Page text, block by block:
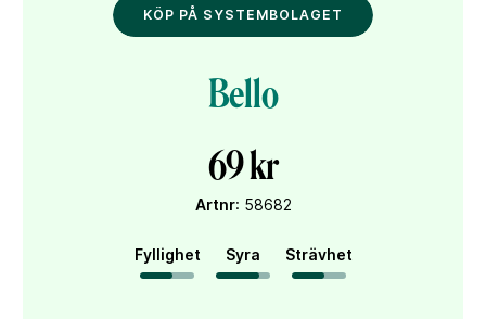
Bello
69 kr
Artnr: 58682
KÖP PÅ SYSTEMBOLAGET
Fyllighet Syra Strävhet